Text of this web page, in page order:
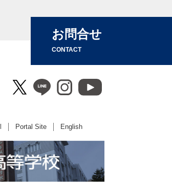
お問合せ
CONTACT
Portal Site English